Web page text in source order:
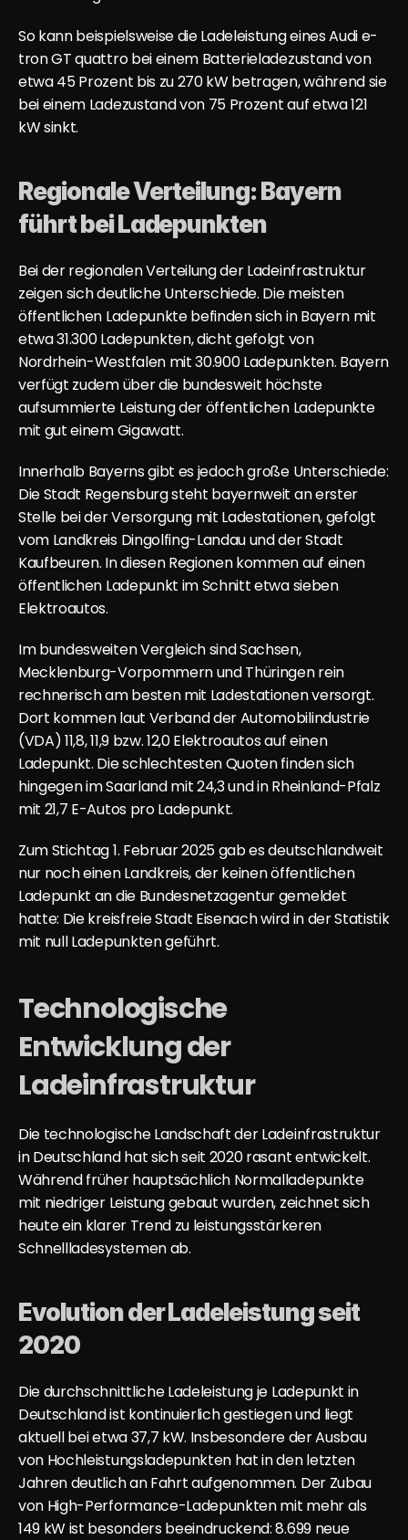
So kann beispielsweise die Ladeleistung eines Audi e-
tron GT quattro bei einem Batterieladezustand von
etwa 45 Prozent bis zu 270 kW betragen, während sie
bei einem Ladezustand von 75 Prozent auf etwa 121
kW sinkt.
Regionale Verteilung: Bayern
führt bei Ladepunkten
Bei der regionalen Verteilung der Ladeinfrastruktur
zeigen sich deutliche Unterschiede. Die meisten
öffentlichen Ladepunkte befinden sich in Bayern mit
etwa 31.300 Ladepunkten, dicht gefolgt von
Nordrhein-Westfalen mit 30.900 Ladepunkten. Bayern
verfügt zudem über die bundesweit höchste
aufsummierte Leistung der öffentlichen Ladepunkte
mit gut einem Gigawatt.
Innerhalb Bayerns gibt es jedoch große Unterschiede:
Die Stadt Regensburg steht bayernweit an erster
Stelle bei der Versorgung mit Ladestationen, gefolgt
vom Landkreis Dingolfing-Landau und der Stadt
Kaufbeuren. In diesen Regionen kommen auf einen
öffentlichen Ladepunkt im Schnitt etwa sieben
Elektroautos.
Im bundesweiten Vergleich sind Sachsen,
Mecklenburg-Vorpommern und Thüringen rein
rechnerisch am besten mit Ladestationen versorgt.
Dort kommen laut Verband der Automobilindustrie
(VDA) 11,8, 11,9 bzw. 12,0 Elektroautos auf einen
Ladepunkt. Die schlechtesten Quoten finden sich
hingegen im Saarland mit 24,3 und in Rheinland-Pfalz
mit 21,7 E-Autos pro Ladepunkt.
Zum Stichtag 1. Februar 2025 gab es deutschlandweit
nur noch einen Landkreis, der keinen öffentlichen
Ladepunkt an die Bundesnetzagentur gemeldet
hatte: Die kreisfreie Stadt Eisenach wird in der Statistik
mit null Ladepunkten geführt.
Technologische
Entwicklung der
Ladeinfrastruktur
Die technologische Landschaft der Ladeinfrastruktur
in Deutschland hat sich seit 2020 rasant entwickelt.
Während früher hauptsächlich Normalladepunkte
mit niedriger Leistung gebaut wurden, zeichnet sich
heute ein klarer Trend zu leistungsstärkeren
Schnellladesystemen ab.
Evolution der Ladeleistung seit
2020
Die durchschnittliche Ladeleistung je Ladepunkt in
Deutschland ist kontinuierlich gestiegen und liegt
aktuell bei etwa 37,7 kW. Insbesondere der Ausbau
von Hochleistungsladepunkten hat in den letzten
Jahren deutlich an Fahrt aufgenommen. Der Zubau
von High-Performance-Ladepunkten mit mehr als
149 kW ist besonders beeindruckend: 8.699 neue